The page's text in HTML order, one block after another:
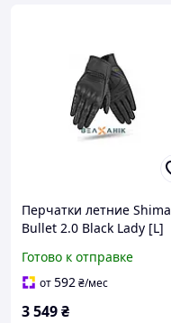
Перчатки летние Shima
Bullet 2.0 Black Lady [L]
Готово к отправке
от592₴/мес
3 549₴